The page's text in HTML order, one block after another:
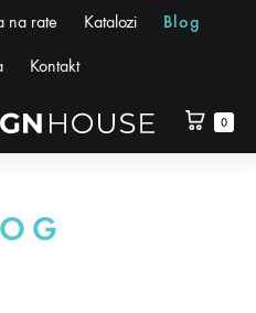
na rate Katalozi Blog
Kontakt
0